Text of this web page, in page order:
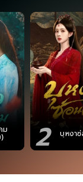
ม 2 บุหงา